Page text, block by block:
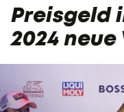
Preisgeld
2024